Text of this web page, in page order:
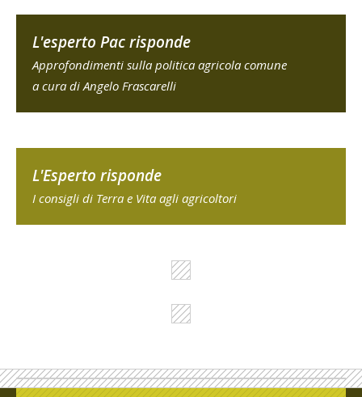
L'esperto Pac risponde
Approfondimenti sulla politica agricola comune
a cura di Angelo Frascarelli
L'Esperto risponde
I consigli di Terra e Vita agli agricoltori